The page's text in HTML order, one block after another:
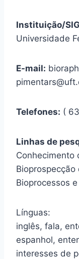
Instituição/
Universidade
E-mail:
Telefones: (
Linhas de
Conhecimento
Bioprocessos
Línguas:
inglês, fala,
espanhol,
interesses de